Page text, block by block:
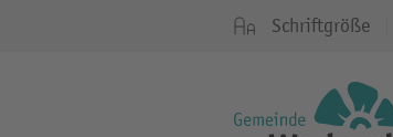
Schriftgröße